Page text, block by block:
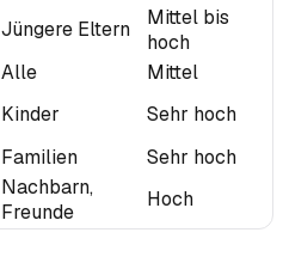
Jüngere Eltern
Mittel bis
hoch
Alle
Mittel
Kinder
Sehr hoch
Familien
Sehr hoch
Nachbarn,
Freunde
Hoch